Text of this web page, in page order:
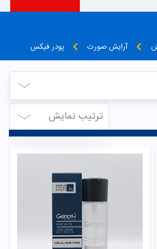
آرایش صورت پودر فیکس
ترتیب نمایش
تومان